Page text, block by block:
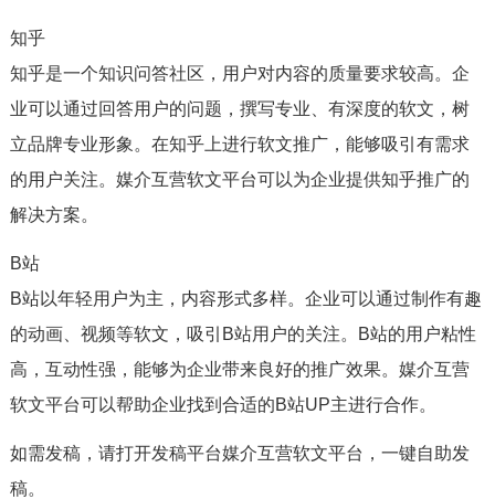
知乎
知乎是一个知识问答社区，用户对内容的质量要求较高。企
业可以通过回答用户的问题，撰写专业、有深度的软文，树
立品牌专业形象。在知乎上进行软文推广，能够吸引有需求
的用户关注。媒介互营软文平台可以为企业提供知乎推广的
解决方案。
B站
B站以年轻用户为主，内容形式多样。企业可以通过制作有趣
的动画、视频等软文，吸引B站用户的关注。B站的用户粘性
高，互动性强，能够为企业带来良好的推广效果。媒介互营
软文平台可以帮助企业找到合适的B站UP主进行合作。
如需发稿，请打开发稿平台媒介互营软文平台，一键自助发
稿。